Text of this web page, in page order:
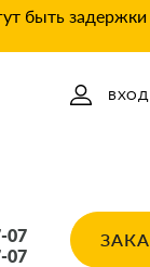
быть
07
07
ВХОД